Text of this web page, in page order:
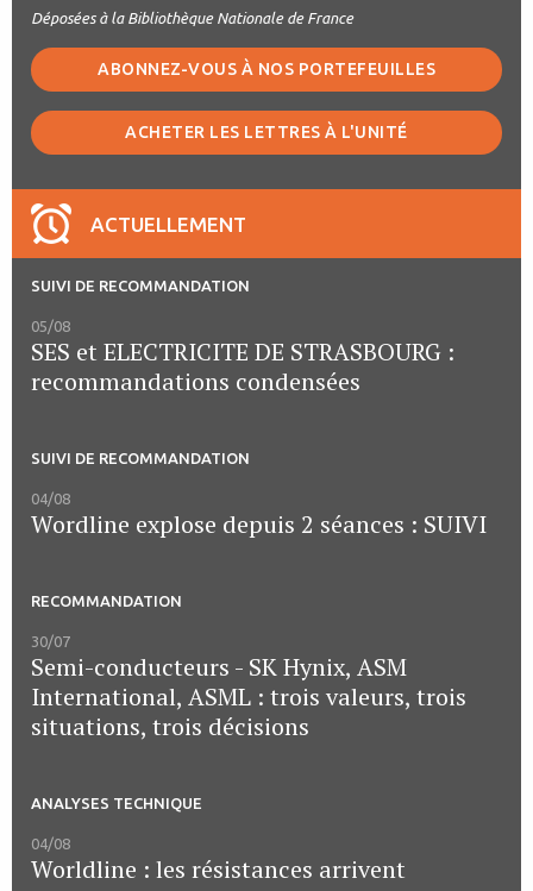
Déposées à la Bibliothèque Nationale de France
ABONNEZ-VOUS À NOS PORTEFEUILLES
ACHETER LES LETTRES À L'UNITÉ
ACTUELLEMENT
SUIVI DE RECOMMANDATION
05/08
SES et ELECTRICITE DE STRASBOURG :
recommandations condensées
SUIVI DE RECOMMANDATION
04/08
Wordline explose depuis 2 séances : SUIVI
RECOMMANDATION
30/07
Semi-conducteurs - SK Hynix, ASM
International, ASML : trois valeurs, trois
situations, trois décisions
ANALYSES TECHNIQUE
04/08
Worldline : les résistances arrivent